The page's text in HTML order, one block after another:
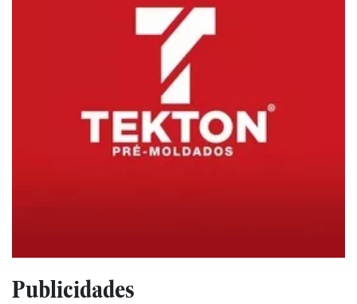
Publicidades